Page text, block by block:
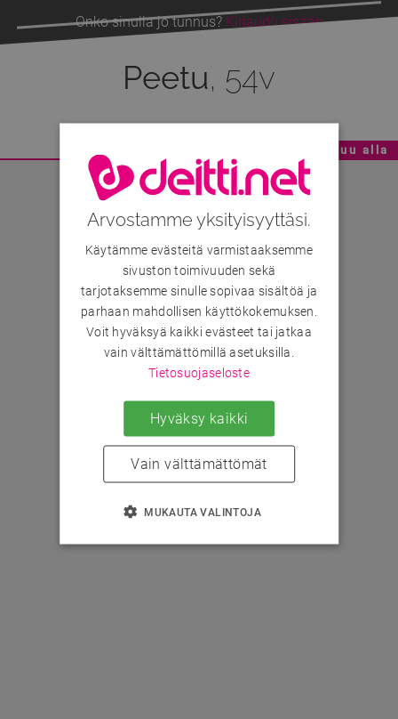
Onko sinulla jo tunnus? Kirjaudu sisään
Peetu, 54v
Mainoskatko - Sisältö jatkuu alla
Arvostamme yksityisyyttäsi.
Käytämme evästeitä varmistaaksemme
sivuston toimivuuden sekä
tarjotaksemme sinulle sopivaa sisältöä ja
parhaan mahdollisen käyttökokemuksen.
Voit hyväksyä kaikki evästeet tai jatkaa
vain välttämättömillä asetuksilla.
Tietosuojaseloste
Hyväksy kaikki
Vain välttämättömät
MUKAUTA VALINTOJA